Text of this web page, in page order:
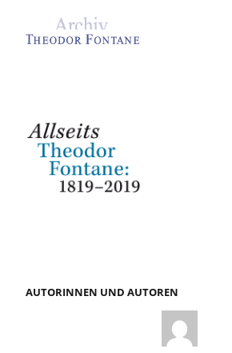
AUTORINNEN UND AUTOREN